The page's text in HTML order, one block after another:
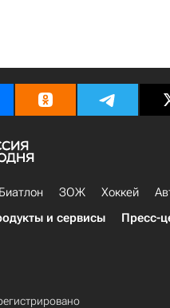
Биатлон ЗОЖ Хоккей
и сервисы Пресс-